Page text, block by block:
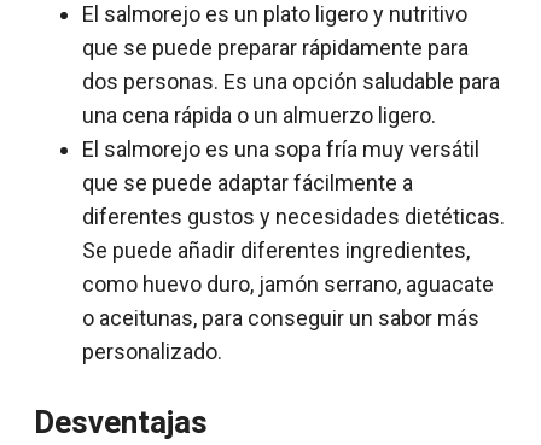
El salmorejo es un plato ligero y nutritivo
que se puede preparar rápidamente para
dos personas. Es una opción saludable para
una cena rápida o un almuerzo ligero.
El salmorejo es una sopa fría muy versátil
que se puede adaptar fácilmente a
diferentes gustos y necesidades dietéticas.
Se puede añadir diferentes ingredientes,
como huevo duro, jamón serrano, aguacate
o aceitunas, para conseguir un sabor más
personalizado.
Desventajas